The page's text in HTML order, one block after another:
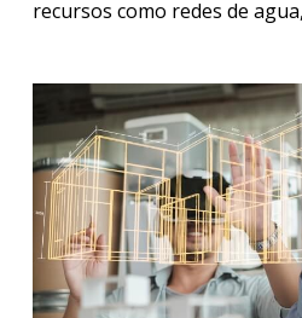
recursos como redes de